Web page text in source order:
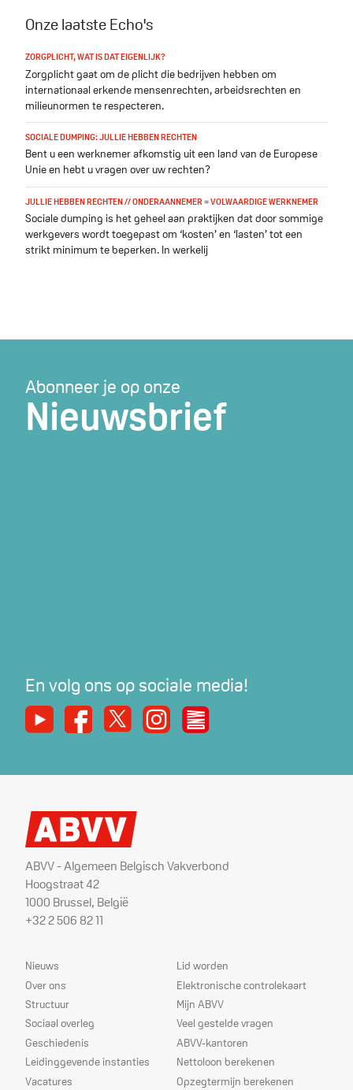
Onze laatste Echo's
ZORGPLICHT, WAT IS DAT EIGENLIJK?
Zorgplicht gaat om de plicht die bedrijven hebben om
internationaal erkende mensenrechten, arbeidsrechten en
milieunormen te respecteren.
SOCIALE DUMPING: JULLIE HEBBEN RECHTEN
Bent u een werknemer afkomstig uit een land van de Europese
Unie en hebt u vragen over uw rechten?
JULLIE HEBBEN RECHTEN // ONDERAANNEMER = VOLWAARDIGE WERKNEMER
Sociale dumping is het geheel aan praktijken dat door sommige
werkgevers wordt toegepast om ‘kosten’ en ‘lasten’ tot een
strikt minimum te beperken. In werkelij
Abonneer je op onze
Nieuwsbrief
En volg ons op sociale media!
YoutubeFacebook
X InstagramDe Nieuwe Werker
ABVV - Algemeen Belgisch Vakverbond
Hoogstraat 42
1000 Brussel, België
+32 2 506 82 11
Sitemap
Nieuws
Over ons
Structuur
Sociaal overleg
Geschiedenis
Leidinggevende instanties
Vacatures
Dienstverlening
Lid worden
Elektronische controlekaart
Mijn ABVV
Veel gestelde vragen
ABVV-kantoren
Nettoloon berekenen
Opzegtermijn berekenen